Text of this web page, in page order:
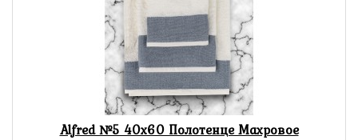
Alfred №5 40х60 Полотенце Махровое